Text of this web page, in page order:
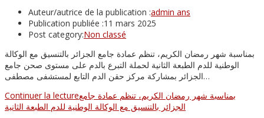
Auteur/autrice de la publication :admin ans
Publication publiée :11 mars 2025
Post category:Non classé
بمناسبة شهر رمضان الكريم، تنظم عمادة جامع الجزائر بالتنسيق مع الوكالة
الوطنية للدم الطبعة الثانية لحملة التبرع بالدم على مستوى صحن جامع
الجزائر بمشاركة مركز حقن الدم التابع لمستشفى مصطفى…
Continuer la lectureبمناسبة شهر رمضان الكريم، تنظم عمادة جامع
الجزائر بالتنسيق مع الوكالة الوطنية للدم الطبعة الثانية